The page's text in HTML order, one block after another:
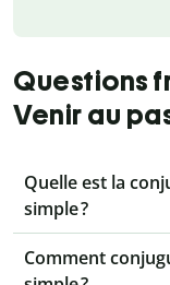
Questions
Venir au
Quelle est la
simple ?
Comment